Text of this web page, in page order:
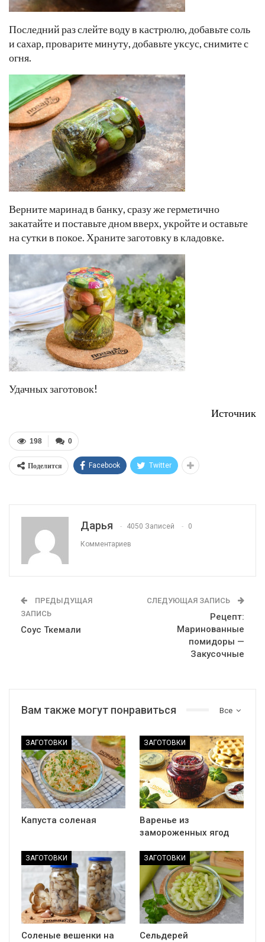
Последний раз слейте воду в кастрюлю, добавьте соль
и сахар, проварите минуту, добавьте уксус, снимите с
огня.
Верните маринад в банку, сразу же герметично
закатайте и поставьте дном вверх, укройте и оставьте
на сутки в покое. Храните заготовку в кладовке.
Удачных заготовок!
Источник
0
198
Поделится Facebook Twitter
Дарья 4050 Записей 0
Комментариев
ПРЕДЫДУЩАЯ
ЗАПИСЬ
Соус Ткемали
СЛЕДУЮЩАЯ ЗАПИСЬ
Рецепт:
Маринованные
помидоры —
Закусочные
Все
Вам также могут понравиться
ЗАГОТОВКИ
Капуста соленая
ЗАГОТОВКИ
Варенье из
замороженных ягод
ЗАГОТОВКИ
Соленые вешенки на
ЗАГОТОВКИ
Сельдерей